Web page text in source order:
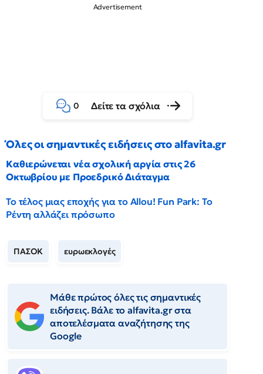
0 Δείτε τα σχόλια
Όλες οι σημαντικές ειδήσεις στο alfavita.gr
Καθιερώνεται νέα σχολική αργία στις 26
Οκτωβρίου με Προεδρικό Διάταγμα
Το τέλος μιας εποχής για το Allou! Fun Park: Το
Ρέντη αλλάζει πρόσωπο
ΠΑΣΟΚ ευρωεκλογές
Μάθε πρώτος όλες τις σημαντικές
ειδήσεις. Βάλε το alfavita.gr στα
αποτελέσματα αναζήτησης της
Google